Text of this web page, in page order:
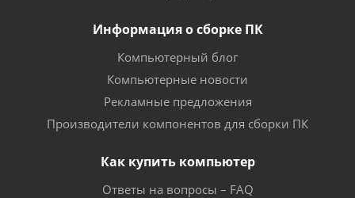
Информация о сборке ПК
Компьютерный блог
Компьютерные новости
Рекламные предложения
Производители компонентов для сборки ПК
Как купить компьютер
Ответы на вопросы – FAQ